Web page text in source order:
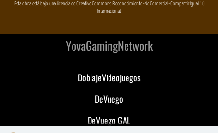
Esta obra está bajo una licencia de Creative Commons Reconocimiento-NoComercial-CompartirIgual 4.0
Internacional
YovaGamingNetwork
DoblajeVideojuegos
DeVuego
DeVuego GAL